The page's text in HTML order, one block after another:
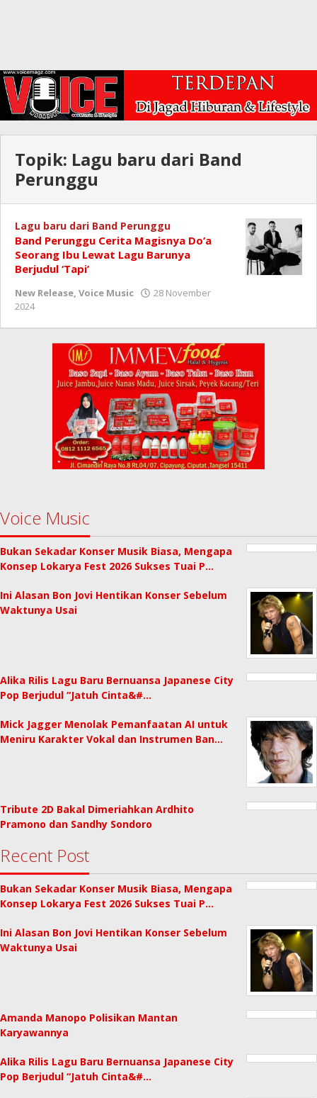
Topik: Lagu baru dari Band
Perunggu
Lagu baru dari Band Perunggu
Band Perunggu Cerita Magisnya Do’a
Seorang Ibu Lewat Lagu Barunya
Berjudul ‘Tapi’
New Release, Voice Music
28 November
2024
Voice Music
Bukan Sekadar Konser Musik Biasa, Mengapa
Konsep Lokarya Fest 2026 Sukses Tuai P…
Ini Alasan Bon Jovi Hentikan Konser Sebelum
Waktunya Usai
Alika Rilis Lagu Baru Bernuansa Japanese City
Pop Berjudul “Jatuh Cinta&#…
Mick Jagger Menolak Pemanfaatan AI untuk
Meniru Karakter Vokal dan Instrumen Ban…
Tribute 2D Bakal Dimeriahkan Ardhito
Pramono dan Sandhy Sondoro
Recent Post
Bukan Sekadar Konser Musik Biasa, Mengapa
Konsep Lokarya Fest 2026 Sukses Tuai P…
Ini Alasan Bon Jovi Hentikan Konser Sebelum
Waktunya Usai
Amanda Manopo Polisikan Mantan
Karyawannya
Alika Rilis Lagu Baru Bernuansa Japanese City
Pop Berjudul “Jatuh Cinta&#…